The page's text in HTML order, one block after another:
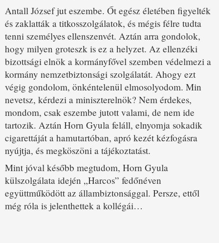
Antall József jut eszembe. Őt egész életében figyelték
és zaklatták a titkosszolgálatok, és mégis félre tudta
tenni személyes ellenszenvét. Aztán arra gondolok,
hogy milyen groteszk is ez a helyzet. Az ellenzéki
bizottsági elnök a kormányfővel szemben védelmezi a
kormány nemzetbiztonsági szolgálatát. Ahogy ezt
végig gondolom, önkéntelenül elmosolyodom. Min
nevetsz, kérdezi a miniszterelnök? Nem érdekes,
mondom, csak eszembe jutott valami, de nem ide
tartozik. Aztán Horn Gyula feláll, elnyomja sokadik
cigarettáját a hamutartóban, apró kezét kézfogásra
nyújtja, és megköszöni a tájékoztatást.
Mint jóval később megtudom, Horn Gyula
külszolgálata idején „Harcos” fedőnéven
együttműködött az állambiztonsággal. Persze, ettől
még róla is jelenthettek a kollégái…